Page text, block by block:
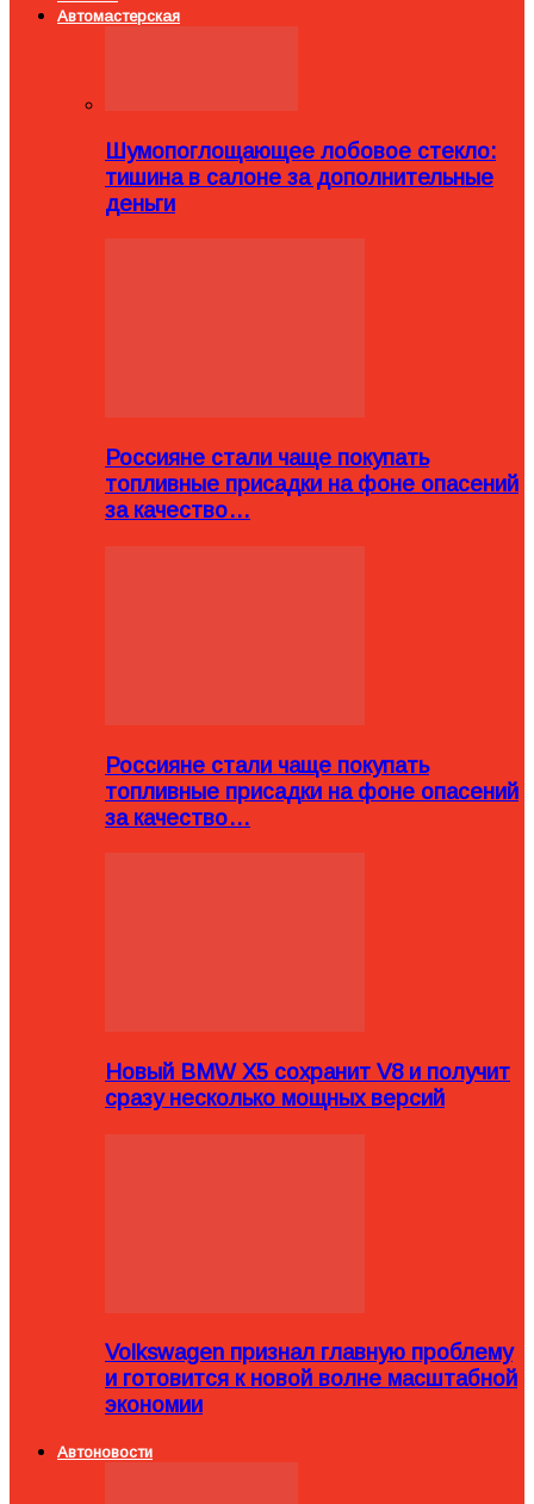
Автомастерская
Шумопоглощающее лобовое стекло:
тишина в салоне за дополнительные
деньги
Россияне стали чаще покупать
топливные присадки на фоне опасений
за качество…
Россияне стали чаще покупать
топливные присадки на фоне опасений
за качество…
Новый BMW X5 сохранит V8 и получит
сразу несколько мощных версий
Volkswagen признал главную проблему
и готовится к новой волне масштабной
экономии
Автоновости